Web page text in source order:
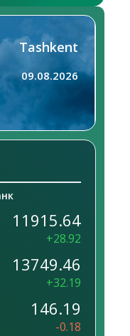
Tashkent
09.08.2026
11915.64
+28.92
13749.46
+32.19
146.19
-0.18